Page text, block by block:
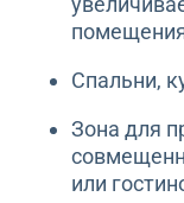
Спальни,
Зона для
или